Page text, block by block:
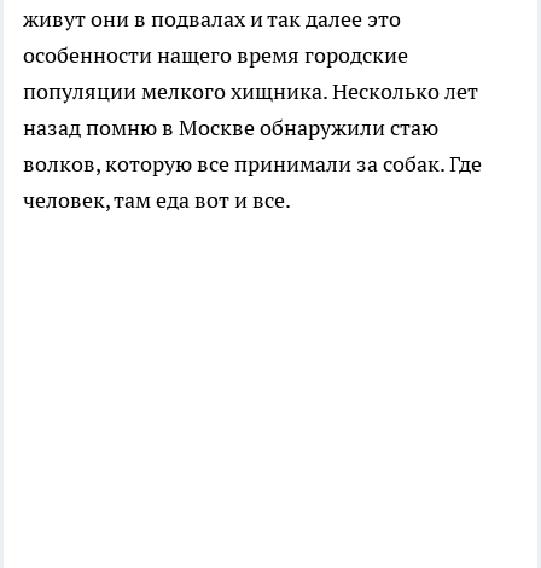
живут они в подвалах и так далее это
особенности нащего время городские
популяции мелкого хищника. Несколько лет
назад помню в Москве обнаружили стаю
волков, которую все принимали за собак. Где
человек, там еда вот и все.